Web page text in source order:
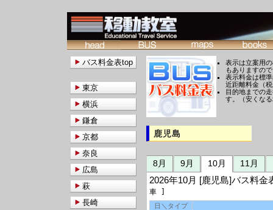
表示は立案用
もありますの
表示料金は標
近距離料金（
目的地までの
す。（安くな
鹿児島
8月 9月 10月 11月
2026年10月 [鹿児島]バス
車 ]
日＼タイプ
バス料金表top
東京
横浜
鎌倉
京都
奈良
広島
萩
長崎